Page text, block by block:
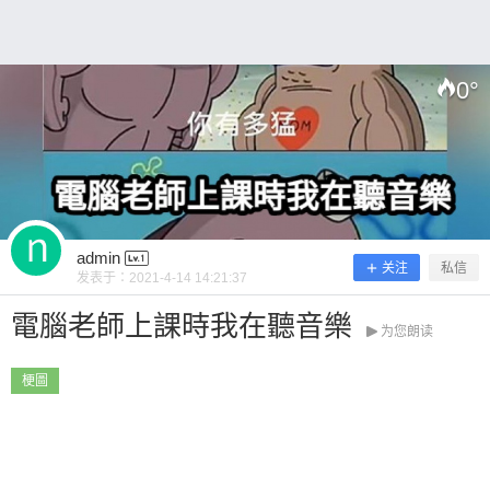
0°
admin
发表于： 2021-4-14 14:21:37
关注 私信
電腦老師上課時我在聽音樂 为您朗读
梗圖
扫描二维码继续阅读